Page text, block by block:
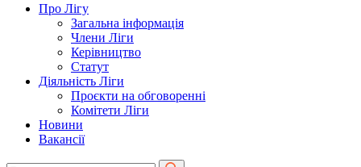
Про Лігу
Загальна інформація
Члени Ліги
Керівництво
Статут
Діяльність Ліги
Проєкти на обговоренні
Комітети Ліги
Новини
Вакансії